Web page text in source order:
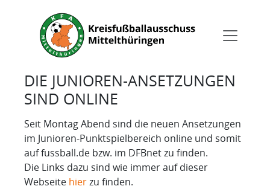
DIE JUNIOREN-ANSETZUNGEN
SIND ONLINE
Seit Montag Abend sind die neuen Ansetzungen
im Junioren-Punktspielbereich online und somit
auf fussball.de bzw. im DFBnet zu finden.
Die Links dazu sind wie immer auf dieser
Webseite hierzu finden.